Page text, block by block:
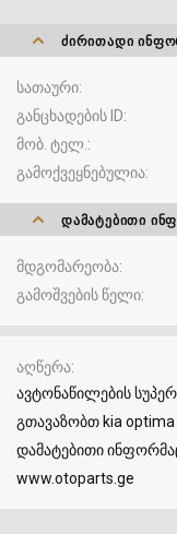
ᲫᲘᲠᲘᲗᲐᲓᲘ
სათაური
განცხადების ID
მობ. ტელ.
გამოქვეყნებულია
ᲓᲐᲛᲐᲢᲔᲑᲘᲗᲘ
მდგომარეობა
გამოშვების წელი
აღწერა
ავტონაწილების
გთავაზობთ kia optima
დამატებითი
www.otoparts.ge